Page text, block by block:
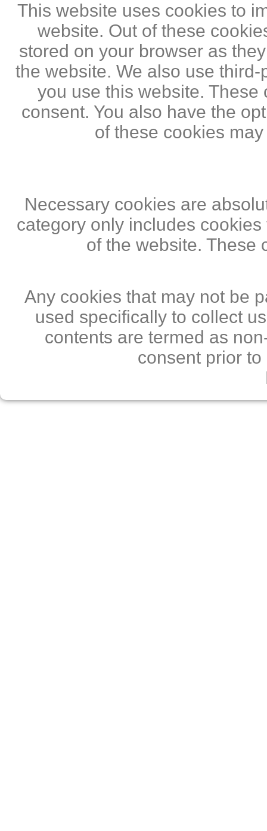
This website uses cookies to
website. Out of these
stored on your browser as
the website. We also use
you use this website.
consent. You also have the
of these cookies
Necessary cookies are
category only includes
of the website. These
Any cookies that may not be
used specifically to collect
contents are termed as
consent prior